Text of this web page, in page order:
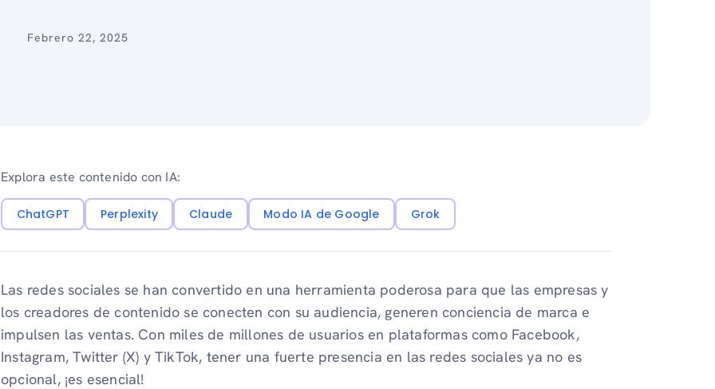
Febrero 22, 2025
Explora este contenido con IA:
ChatGPT Perplexity Claude Modo IA de Google Grok
Las redes sociales se han convertido en una herramienta poderosa para que las empresas y
los creadores de contenido se conecten con su audiencia, generen conciencia de marca e
impulsen las ventas. Con miles de millones de usuarios en plataformas como Facebook,
Instagram, Twitter (X) y TikTok, tener una fuerte presencia en las redes sociales ya no es
opcional, ¡es esencial!